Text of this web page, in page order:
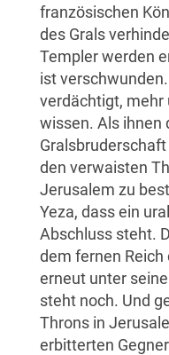
französischen
des Grals
Templer werden
ist
verdächtigt, mehr
wissen. Als ihnen
den verwaisten
Jerusalem zu
Yeza, dass ein
Abschluss steht.
dem fernen Reich
erneut unter
steht noch. Und
Throns in
erbitterten